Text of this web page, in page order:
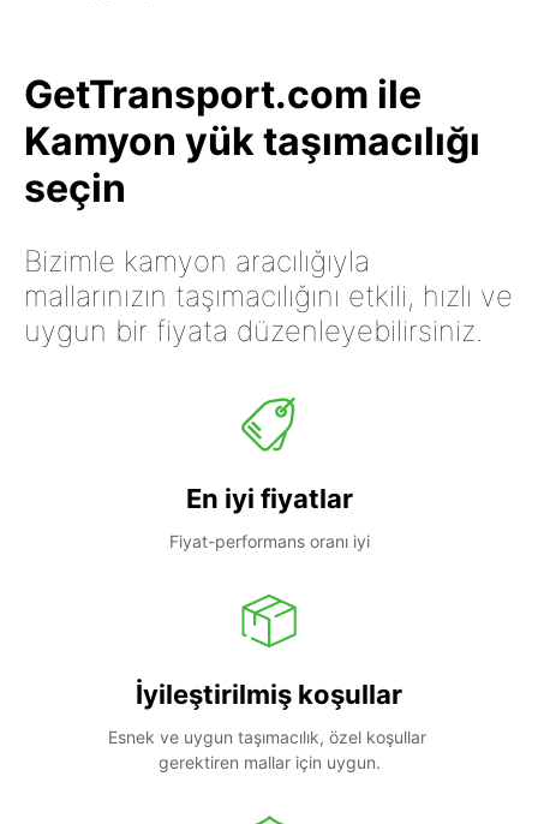
GetTransport.com ile
Kamyon yük taşımacılığı
seçin
Bizimle kamyon aracılığıyla
mallarınızın taşımacılığını etkili, hızlı ve
uygun bir fiyata düzenleyebilirsiniz.
En iyi fiyatlar
Fiyat-performans oranı iyi
İyileştirilmiş koşullar
Esnek ve uygun taşımacılık, özel koşullar
gerektiren mallar için uygun.